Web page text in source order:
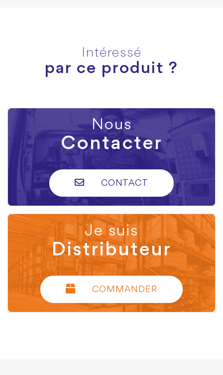
Intéressé
par ce produit ?
Nous
Contacter
CONTACT
Je suis
Distributeur
COMMANDER